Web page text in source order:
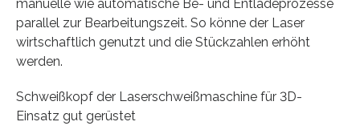
manuelle wie automatische Be- und Entladeprozesse
parallel zur Bearbeitungszeit. So könne der Laser
wirtschaftlich genutzt und die Stückzahlen erhöht
werden.
Schweißkopf der Laserschweißmaschine für 3D-
Einsatz gut gerüstet